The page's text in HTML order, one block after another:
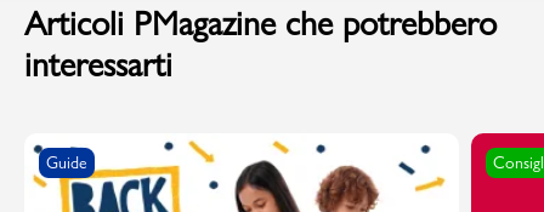
Articoli PMagazine che potrebbero
interessarti
Guide